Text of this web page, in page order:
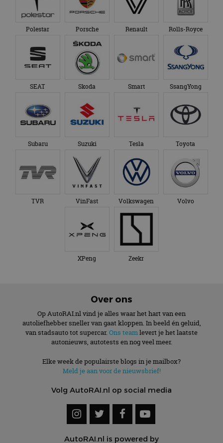
Polestar Porsche Renault Rolls-Royce
SEAT Skoda Smart SsangYong
Subaru Suzuki Tesla Toyota
TVR VinFast Volkswagen Volvo
XPeng Zeekr
Over ons
Op AutoRAI.nl vind je alles waar het hart van een
autoliefhebber sneller van gaat kloppen. In beeld én geluid,
van stadsauto tot supercar. Ons teamlevert je het laatste
autonieuws, autotests en nog veel meer.
Elke week de populairste blogs in je mailbox?
Meld je aan voor de nieuwsbrief!
Volg AutoRAI.nl op social media
AutoRAI.nl is powered by